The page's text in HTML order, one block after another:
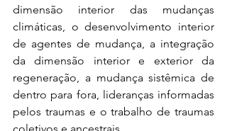
dimensão interior das mudanças
climáticas, o desenvolvimento interior
de agentes de mudança, a integração
da dimensão interior e exterior da
regeneração, a mudança sistêmica de
dentro para fora, lideranças informadas
pelos traumas e o trabalho de traumas